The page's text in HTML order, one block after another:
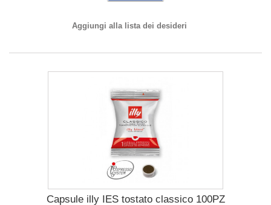
Aggiungi alla lista dei desideri
Capsule illy IES tostato classico 100PZ